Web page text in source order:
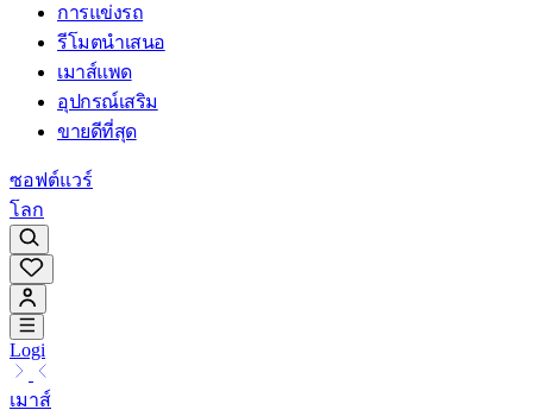
การแข่งรถ
รีโมตนำเสนอ
เมาส์แพด
อุปกรณ์เสริม
ขายดีที่สุด
ซอฟต์แวร์
โลก
Logi
เมาส์